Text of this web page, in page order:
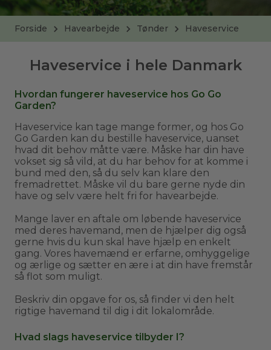
Forside Havearbejde Tønder Haveservice
Haveservice i hele Danmark
Hvordan fungerer haveservice hos Go Go
Garden?
Haveservice kan tage mange former, og hos Go
Go Garden kan du bestille haveservice, uanset
hvad dit behov måtte være. Måske har din have
vokset sig så vild, at du har behov for at komme i
bund med den, så du selv kan klare den
fremadrettet. Måske vil du bare gerne nyde din
have og selv være helt fri for havearbejde.
Mange laver en aftale om løbende haveservice
med deres havemand, men de hjælper dig også
gerne hvis du kun skal have hjælp en enkelt
gang. Vores havemænd er erfarne, omhyggelige
og ærlige og sætter en ære i at din have fremstår
så flot som muligt.
Beskriv din opgave for os, så finder vi den helt
rigtige havemand til dig i dit lokalområde.
Hvad slags haveservice tilbyder I?